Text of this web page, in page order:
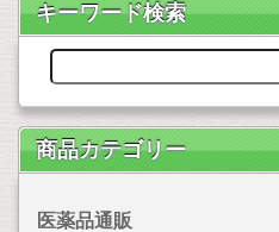
キーワード検索
商品カテゴリー
医薬品通販